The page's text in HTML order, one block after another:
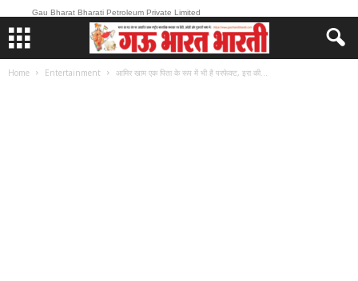
Gau Bharat Bharati Petroleum Private Limited
Home Entertainment आमिर खाम एक पिता के रूप में भी है परफेक्ट, इरा की...